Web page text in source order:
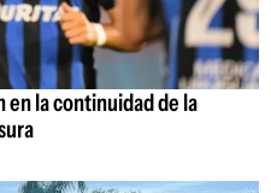
la continuidad de la